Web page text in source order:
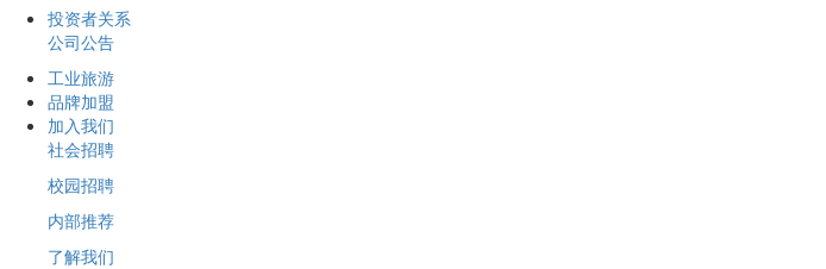
投资者关系
公司公告
工业旅游
品牌加盟
加入我们
社会招聘
校园招聘
内部推荐
了解我们